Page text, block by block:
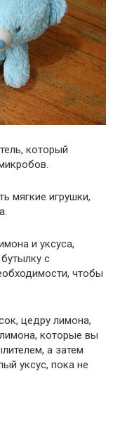
который
мягкие игрушки,
и уксуса,
с
чтобы
цедру лимона,
которые вы
а затем
уксус, пока не